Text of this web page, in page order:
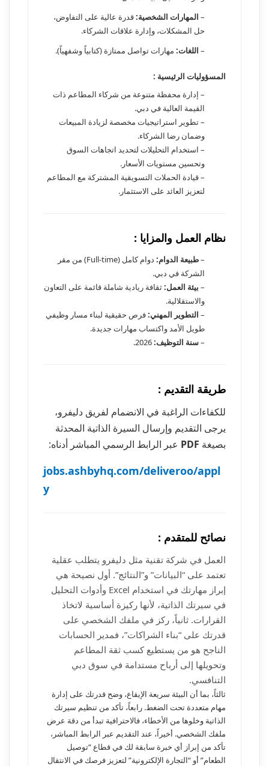
– المهارات الشخصية:قدرة عالية على التفاوض،
حل المشكلات، وإدارة علاقات الشركاء.
– اللغات: مهارات تواصل ممتازة (كتابياً وشفهياً).
المسؤوليات الرئيسية :
– إدارة محفظة متنوعة من شركاء المطاعم ذات
القيمة العالية في دبي.
– تطوير استراتيجيات مخصصة لزيادة المبيعات
وضمان رضا الشركاء.
– استخدام التحليلات لتحديد اتجاهات السوق
وتحسين مستويات الأسعار.
– قيادة الحملات التسويقية المشتركة مع المطاعم
لتعزيز العائد على الاستثمار.
نظام العمل والمزايا :
–طبيعة الدوام:
دوام كامل (Full-time) من مقر
الشركة في دبي.
– بيئة العمل:ثقافة ريادية شاملة قائمة على التعاون
والاستقلالية.
– التطوير المهني:فرص حقيقية لبناء مسار وظيفي
طويل الأمد واكتساب مهارات جديدة.
–سنة التوظيف:
طريقة التقديم :
للكفاءات الراغبة في الانضمام لفريق دليفرو،
يرجى التقديم وإرسال السيرة الذاتية المحدثة
بصيغة PDF عبر الرابط الرسمي المباشر أدناه:
jobs.ashbyhq.com/deliveroo/appl
y
نصائح للمتقدم :
العمل في شركة تقنية مثل دليفرو يتطلب عقلية
تعتمد على “البيانات” و”النتائج”. أول نصيحة هي
إبراز مهارتك في استخدام Excel وأدوات التحليل
في سيرتك الذاتية، لأنها ركيزة أساسية لاتخاذ
القرارات. ثانياً، ركز في ملفك الشخصي على
قدرتك على “بناء الشراكات”، فمدير الحسابات
الناجح هو من يستطيع كسب ثقة المطاعم
وتحويلها إلى أرباح مستدامة في سوق دبي
التنافسي.
ثالثاً، بما أن البيئة سريعة الإيقاع، وضح قدرتك على إدارة
مهام متعددة تحت الضغط. رابعاً، تأكد من تنظيم سيرتك
الذاتية وخلوها من الأخطاء، فالاحترافية تبدأ من دقة عرض
ملفك الشخصي. أخيراً، عند التقديم عبر الرابط المباشر،
تأكد من إبراز أي خبرة سابقة لك في قطاع “توصيل
الطعام” أو “التجارة الإلكترونية” لتعزيز فرصك في الانتقال